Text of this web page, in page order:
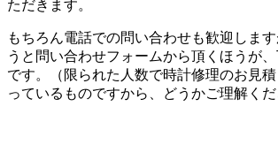
ただきます。
もちろん電話での問い合わせも歓迎しま
うと問い合わせフォームから頂くほうが
です。（限られた人数で時計修理のお見
っているものですから、どうかご理解くだ